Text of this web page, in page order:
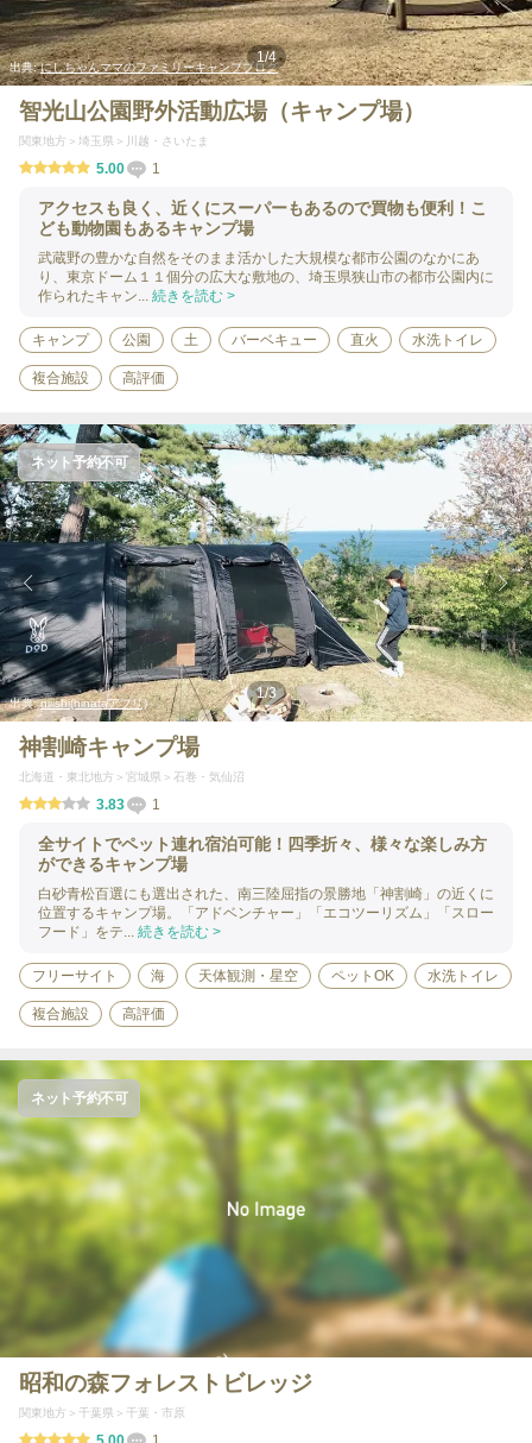
出典:にしちゃんママのファミリーキャンプブログ
1/4
智光山公園野外活動広場（キャンプ場）
関東地方 埼玉県 川越・さいたま
5.00 1
アクセスも良く、近くにスーパーもあるので買物も便利！こ
ども動物園もあるキャンプ場
武蔵野の豊かな自然をそのまま活かした大規模な都市公園のなかにあ
り、東京ドーム１１個分の広大な敷地の、埼玉県狭山市の都市公園内に
作られたキャン... 続きを読む >
キャンプ 公園 土 バーベキュー 直火 水洗トイレ
複合施設 高評価
出典:niiishi(hinataアプリ)
1/3
ネット予約不可
神割崎キャンプ場
北海道・東北地方 宮城県 石巻・気仙沼
3.83 1
全サイトでペット連れ宿泊可能！四季折々、様々な楽しみ方
ができるキャンプ場
白砂青松百選にも選出された、南三陸屈指の景勝地「神割崎」の近くに
位置するキャンプ場。「アドベンチャー」「エコツーリズム」「スロー
フード」をテ... 続きを読む >
フリーサイト 海 天体観測・星空 ペットOK 水洗トイレ
複合施設 高評価
ネット予約不可
昭和の森フォレストビレッジ
関東地方 千葉県 千葉・市原